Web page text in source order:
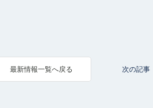
最新情報一覧へ戻る 次の記事